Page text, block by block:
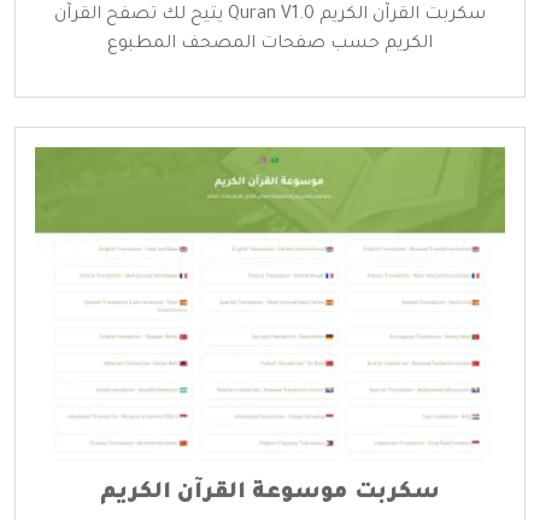
سكربت القرآن الكريم Quran V1.0 يتيح لك تصفح القرآن
الكريم حسب صفحات المصحف المطبوع
سكربت موسوعة القرآن الكريم